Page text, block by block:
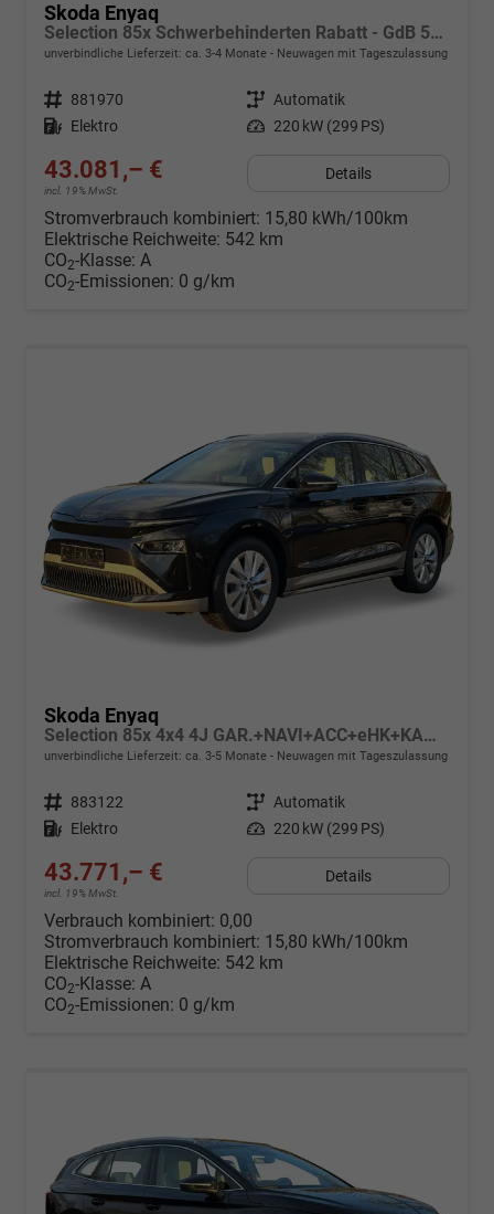
Skoda Enyaq
Selection 85x Schwerbehinderten Rabatt - GdB 50% FÖRDERFÄHIG
unverbindliche Lieferzeit: ca. 3-4 Monate Neuwagen mit Tageszulassung
Fahrzeugnr. 881970 Getriebe Automatik
Kraftstoff Elektro Leistung 220 kW (299 PS)
43.081,– €
incl. 19% MwSt.
Details
Stromverbrauch kombiniert: 15,80 kWh/100km
Elektrische Reichweite: 542 km
CO2-Klasse: A
CO2-Emissionen: 0 g/km
Skoda Enyaq
Selection 85x 4x4 4J GAR.+NAVI+ACC+eHK+KAMERA+SHZ+19" ALU+KESSY+LED+KLIMA
unverbindliche Lieferzeit: ca. 3-5 Monate Neuwagen mit Tageszulassung
Fahrzeugnr. 883122 Getriebe Automatik
Kraftstoff Elektro Leistung 220 kW (299 PS)
43.771,– €
incl. 19% MwSt.
Details
Verbrauch kombiniert: 0,00
Stromverbrauch kombiniert: 15,80 kWh/100km
Elektrische Reichweite: 542 km
CO2-Klasse: A
CO2-Emissionen: 0 g/km